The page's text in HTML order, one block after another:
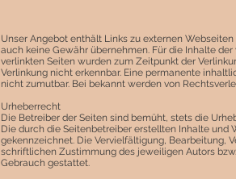
Unser Angebot enthält Links zu externen
auch keine Gewähr übernehmen. Für die Inhalte
verlinkten Seiten wurden zum Zeitpunkt der
Verlinkung nicht erkennbar. Eine permanente
nicht zumutbar. Bei bekannt werden von
Urheberrecht
Die Betreiber der Seiten sind bemüht, stets die
Die durch die Seitenbetreiber erstellten Inhalte und
gekennzeichnet. Die Vervielfältigung, Bearbeitung,
schriftlichen Zustimmung des jeweiligen Autors
Gebrauch gestattet.